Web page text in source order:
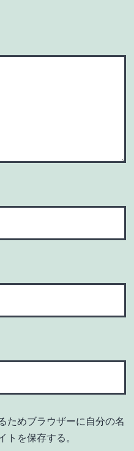
ためブラウザーに自分の名
トを保存する。